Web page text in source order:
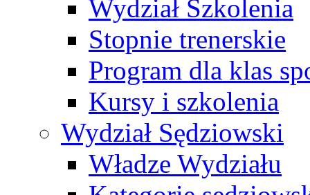
Wydział Szkolenia
Stopnie trenerskie
Program dla klas
Kursy i szkolenia
Wydział Sędziowski
Władze Wydziału